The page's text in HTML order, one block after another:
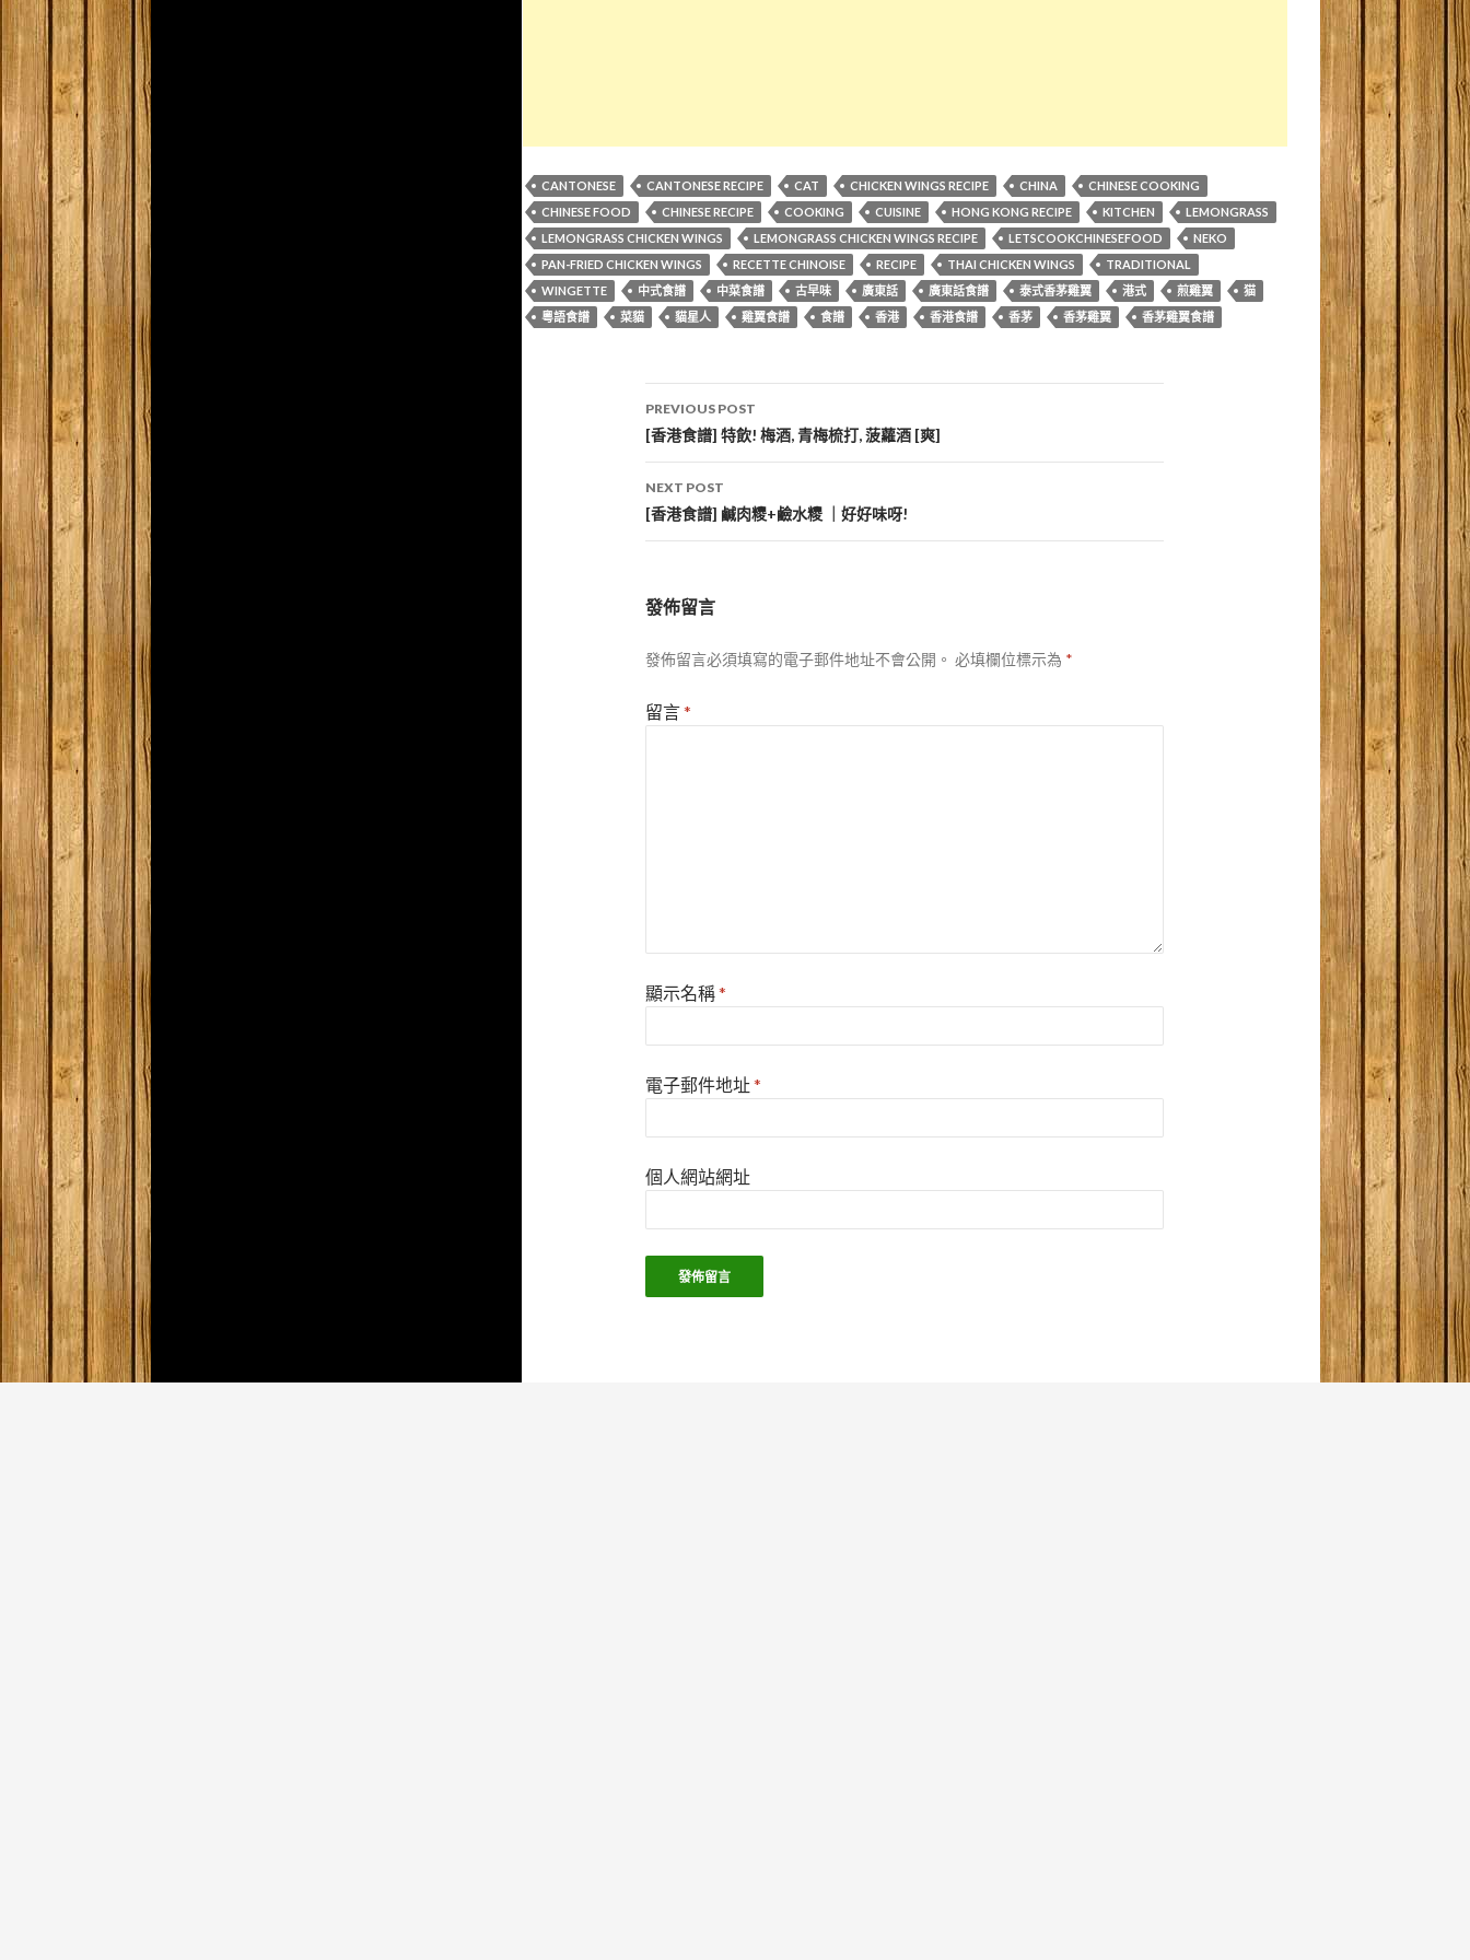
CANTONESE CANTONESE RECIPE CAT CHICKEN WINGS RECIPE CHINA
CHINESE COOKING
CHINESE FOOD
CHINESE RECIPE COOKING CUISINE HONG KONG RECIPE KITCHEN
LEMONGRASS
LEMONGRASS CHICKEN WINGS
LEMONGRASS CHICKEN WINGS RECIPE LETSCOOKCHINESEFOOD
NEKO
PAN-FRIED CHICKEN WINGS
RECETTE CHINOISE RECIPE THAI CHICKEN WINGS
TRADITIONAL
WINGETTE
中式食譜 中菜食譜 古早味 廣東話 廣東話食譜 泰式香茅雞翼 港式 煎雞翼
猫
粵語食譜
菜貓 貓星人 雞翼食譜 食譜 香港 香港食譜 香茅 香茅雞翼 香茅雞翼食譜
Post
navigation
PREVIOUS POST
[香港食譜] 特飲! 梅酒, 青梅梳打, 菠蘿酒 [爽]
NEXT POST
[香港食譜] 鹹肉糭+鹼水糭 ｜好好味呀!
發佈留言
發佈留言必須填寫的電子郵件地址不會公開。 必填欄位標示為 *
留言*
顯示名稱*
電子郵件地址*
個人網站網址